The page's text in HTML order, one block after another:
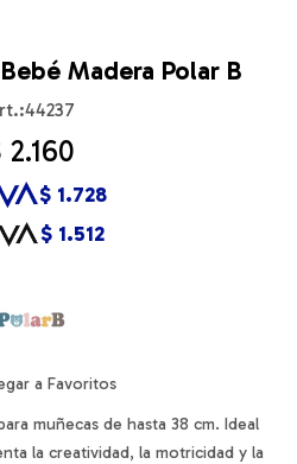
Madera Polar B
44237
2.160
$ 1.512
$ 1.728
muñecas de hasta 38 cm. Ideal
la creatividad, la motricidad y la